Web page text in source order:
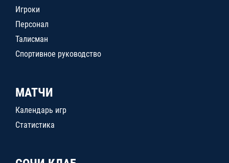
Игроки
Персонал
Талисман
Спортивное руководство
МАТЧИ
Календарь игр
Статистика